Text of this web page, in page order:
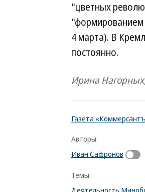
"цветных
"формированием
4 марта). В
постоянно.
Ирина
Газета
Авторы:
Иван Сафронов
Темы:
Деятельность